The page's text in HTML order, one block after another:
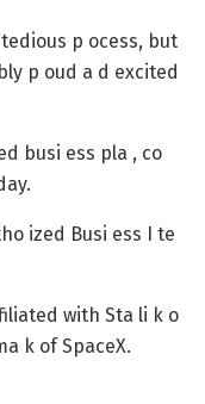
p ocess, but
p oud a d excited
busi ess pla , co
ized Busi ess I te
with Sta li k o
k of SpaceX.